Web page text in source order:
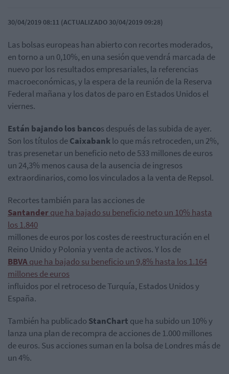
30/04/2019 08:11 (ACTUALIZADO 30/04/2019 09:28)
Las bolsas europeas han abierto con recortes moderados,
en torno a un 0,10%, en una sesión que vendrá marcada de
nuevo por los resultados empresariales, la referencias
macroeconómicas, y la espera de la reunión de la Reserva
Federal mañana y los datos de paro en Estados Unidos el
viernes.
Están bajando los bancos después de las subida de ayer.
Son los títulos deCaixabanklo que más retroceden, un 2%,
tras presenetar un beneficio neto de 533 millones de euros
un 24,3% menos causa de la ausencia de ingresos
extraordinarios, como los vinculados a la venta de Repsol.
Recortes también para las acciones de
Santanderque ha bajado su beneficio neto un 10% hasta
los 1.840
millones de euros por los costes de reestructuración en el
Reino Unido y Polonia y venta de activos. Y los de
BBVAque ha bajado su beneficio un 9,8% hasta los 1.164
millones de euros
influidos por el retroceso de Turquía, Estados Unidos y
España.
También ha publicado StanChart que ha subido un 10% y
lanza una plan de recompra de acciones de 1.000 millones
de euros. Sus acciones suman en la bolsa de Londres más de
un 4%.